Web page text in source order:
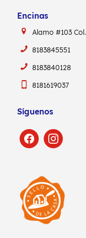
Encinas
Alamo #103
8183845551
8183840128
8181619037
Síguenos